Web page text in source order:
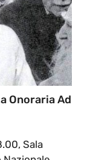
Onoraria Ad
Sala